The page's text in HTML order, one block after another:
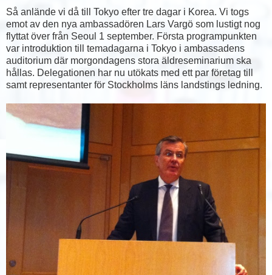
Så anlände vi då till Tokyo efter tre dagar i Korea. Vi togs
emot av den nya ambassadören Lars Vargö som lustigt nog
flyttat över från Seoul 1 september. Första programpunkten
var introduktion till temadagarna i Tokyo i ambassadens
auditorium där morgondagens stora äldreseminarium ska
hållas. Delegationen har nu utökats med ett par företag till
samt representanter för Stockholms läns landstings ledning.